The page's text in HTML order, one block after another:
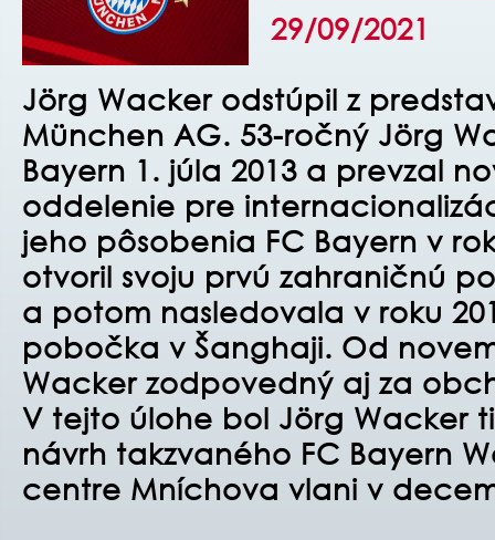
29/09/2021
Jörg Wacker odstúpil z
München AG. 53-ročný Jörg
Bayern 1. júla 2013 a prevzal
oddelenie pre
jeho pôsobenia FC Bayern v
otvoril svoju prvú zahraničnú
a potom nasledovala v roku
pobočka v Šanghaji. Od
Wacker zodpovedný aj za
V tejto úlohe bol Jörg Wacker
návrh takzvaného FC Bayern
centre Mníchova vlani v